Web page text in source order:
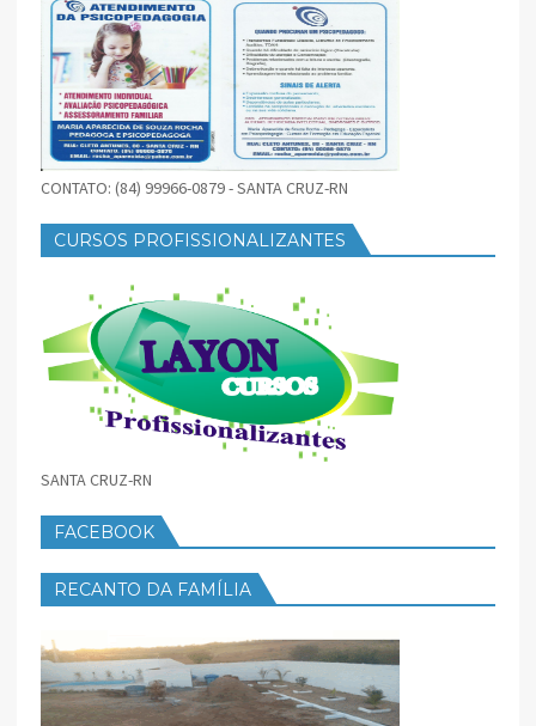
CONTATO: (84) 99966-0879 - SANTA CRUZ-RN
CURSOS PROFISSIONALIZANTES
SANTA CRUZ-RN
FACEBOOK
RECANTO DA FAMÍLIA